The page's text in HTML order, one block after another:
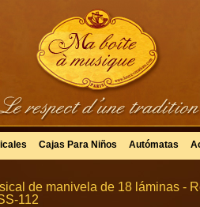
Cajas Para Niños Autómatas
de manivela de 18 láminas -
112